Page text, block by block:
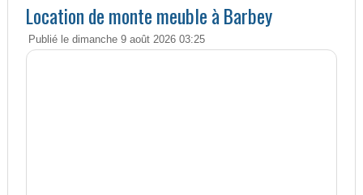
Location de monte meuble à Barbey
Publié le dimanche 9 août 2026 03:25